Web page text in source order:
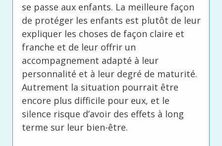
se passe aux enfants. La meilleure façon
de protéger les enfants est plutôt de leur
expliquer les choses de façon claire et
franche et de leur offrir un
accompagnement adapté à leur
personnalité et à leur degré de maturité.
Autrement la situation pourrait être
encore plus difficile pour eux, et le
silence risque d’avoir des effets à long
terme sur leur bien-être.